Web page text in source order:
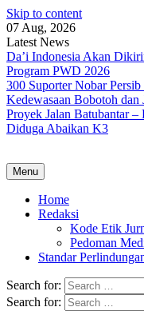
Skip to content
07 Aug, 2026
Latest News
Da’i Indonesia Akan
Program PWD 2026
300 Suporter Nobar
Kedewasaan Bobotoh
Proyek Jalan Batubantar
Diduga Abaikan K3
Menu
Home
Redaksi
Kode Etik
Pedoman
Standar
Search for:
Search for: